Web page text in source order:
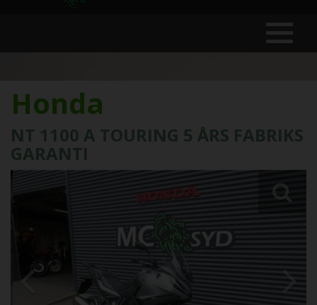
Honda
NT 1100 A TOURING 5 ÅRS FABRIKS
GARANTI